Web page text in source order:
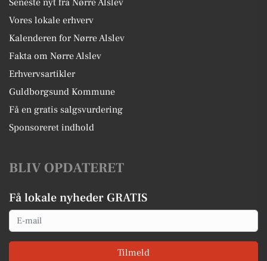
Seneste nyt fra Nørre Alslev
Vores lokale erhverv
Kalenderen for Nørre Alslev
Fakta om Nørre Alslev
Erhvervsartikler
Guldborgsund Kommune
Få en gratis salgsvurdering
Sponsoreret indhold
BLIV OPDATERET
Få lokale nyheder GRATIS
Email
Tilmeld